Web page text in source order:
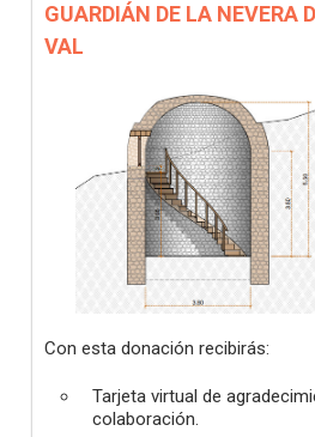
GUARDIÁN DE LA NEVERA
VAL
Con esta donación recibirás:
Tarjeta virtual de
colaboración.